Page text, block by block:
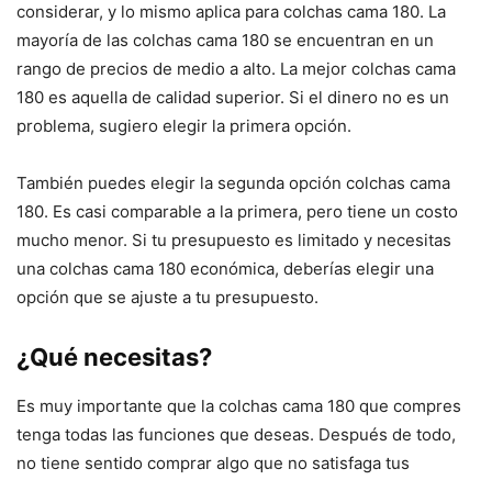
considerar, y lo mismo aplica para colchas cama 180. La
mayoría de las colchas cama 180 se encuentran en un
rango de precios de medio a alto. La mejor colchas cama
180 es aquella de calidad superior. Si el dinero no es un
problema, sugiero elegir la primera opción.
También puedes elegir la segunda opción colchas cama
180. Es casi comparable a la primera, pero tiene un costo
mucho menor. Si tu presupuesto es limitado y necesitas
una colchas cama 180 económica, deberías elegir una
opción que se ajuste a tu presupuesto.
¿Qué necesitas?
Es muy importante que la colchas cama 180 que compres
tenga todas las funciones que deseas. Después de todo,
no tiene sentido comprar algo que no satisfaga tus